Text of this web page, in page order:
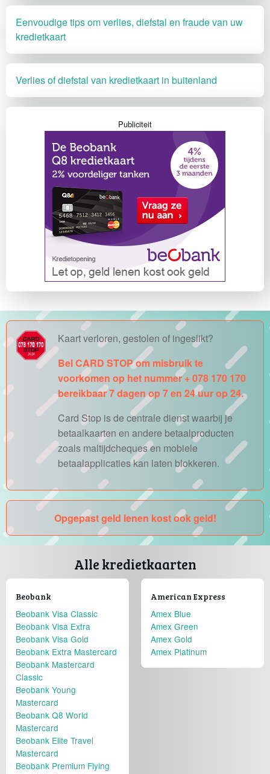
Eenvoudige tips om verlies, diefstal en fraude van uw
kredietkaart
Verlies of diefstal van kredietkaart in buitenland
Publiciteit
Kaart verloren, gestolen of ingeslikt?
Bel CARD STOP om misbruik te
voorkomen op het nummer + 078 170 170
bereikbaar 7 dagen op 7 en 24 uur op 24.
Card Stop is de centrale dienst waarbij je
betaalkaarten en andere betaalproducten
zoals maltijdcheques en mobiele
betaalapplicaties kan laten blokkeren.
Opgepast geld lenen kost ook geld!
Alle kredietkaarten
Beobank
Beobank Visa Classic
Beobank Visa Extra
Beobank Visa Gold
Beobank Extra Mastercard
Beobank Mastercard
Classic
Beobank Young
Mastercard
Beobank Q8 World
Mastercard
Beobank Elite Travel
Mastercard
Beobank Premium Flying
American Express
Amex Blue
Amex Green
Amex Gold
Amex Platinum